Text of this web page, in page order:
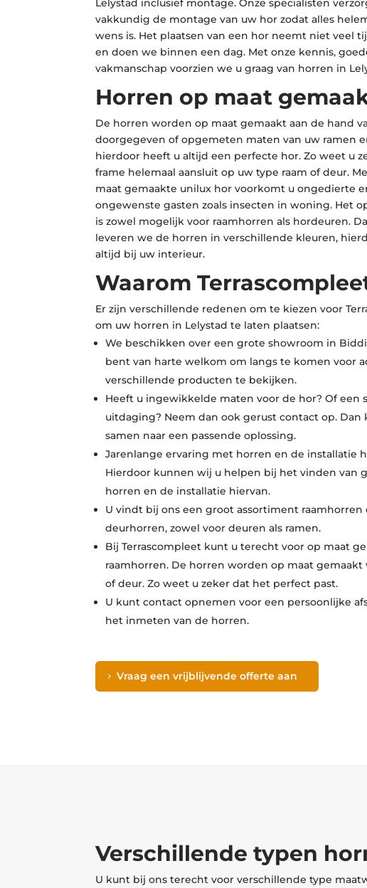
Lelystad inclusief montage. Onze specialisten
vakkundig de montage van uw hor zodat alles
wens is. Het plaatsen van een hor neemt niet veel
en doen we binnen een dag. Met onze kennis,
vakmanschap voorzien we u graag van horren in
Horren op maat
De horren worden op maat gemaakt aan de hand
doorgegeven of opgemeten maten van uw ramen
hierdoor heeft u altijd een perfecte hor. Zo weet u
frame helemaal aansluit op uw type raam of deur.
maat gemaakte unilux hor voorkomt u ongedierte
ongewenste gasten zoals insecten in woning. Het
is zowel mogelijk voor raamhorren als hordeuren.
leveren we de horren in verschillende kleuren,
altijd bij uw interieur.
Waarom
Er zijn verschillende redenen om te kiezen voor
om uw horren in Lelystad te laten plaatsen:
We beschikken over een grote showroom in
bent van harte welkom om langs te komen voor
verschillende producten te bekijken.
Heeft u ingewikkelde maten voor de hor? Of een
uitdaging? Neem dan ook gerust contact op. Dan
samen naar een passende oplossing.
Jarenlange ervaring met horren en de installatie
Hierdoor kunnen wij u helpen bij het vinden van
horren en de installatie hiervan.
U vindt bij ons een groot assortiment raamhorren
deurhorren, zowel voor deuren als ramen.
Bij Terrascompleet kunt u terecht voor op maat
raamhorren. De horren worden op maat gemaakt
of deur. Zo weet u zeker dat het perfect past.
U kunt contact opnemen voor een persoonlijke
het inmeten van de horren.
Vraag een vrijblijvende offerte aan
Verschillende typen
U kunt bij ons terecht voor verschillende type